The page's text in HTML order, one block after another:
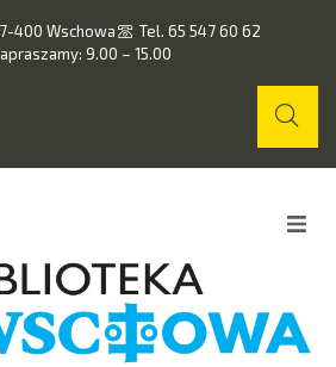
400 Wschowa
Tel. 65 547 60 62
9.00 – 15.00
O nas